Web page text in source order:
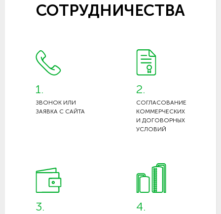
СОТРУДНИЧЕСТВА
1.
ЗВОНОК ИЛИ
ЗАЯВКА С САЙТА
2.
СОГЛАСОВАНИЕ
КОММЕРЧЕСКИХ
И ДОГОВОРНЫХ
УСЛОВИЙ
3. 4.